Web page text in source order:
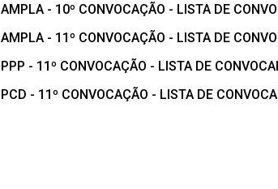
AMPLA - 10º CONVOCAÇÃO - LISTA DE
AMPLA - 11º CONVOCAÇÃO - LISTA DE
PPP - 11º CONVOCAÇÃO - LISTA DE
PCD - 11º CONVOCAÇÃO - LISTA DE